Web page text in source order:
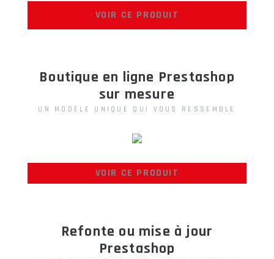
VOIR CE PRODUIT
Boutique en ligne Prestashop
sur mesure
UN MODÈLE UNIQUE QUI VOUS RESSEMBLE
VOIR CE PRODUIT
Refonte ou mise à jour
Prestashop